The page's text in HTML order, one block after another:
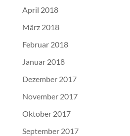
April 2018
März 2018
Februar 2018
Januar 2018
Dezember 2017
November 2017
Oktober 2017
September 2017